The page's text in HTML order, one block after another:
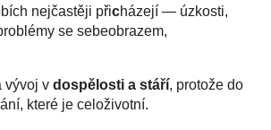
nejčastěji přicházejí — úzkosti,
se sebeobrazem,
vývoj v dospělosti a stáří, protože do
které je celoživotní.